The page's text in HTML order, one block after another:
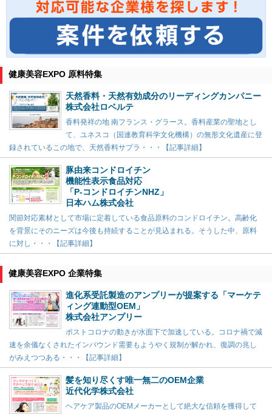
健康美容EXPO 原料特集
天然香料・天然有効成分のリーディングカンパニー
株式会社ロベルテ
香料発祥の地 南フランス・グラース。香料産業の聖地とし
て、ユネスコ（国連教育科学文化機構）の無形文化遺産に登
録されているこの地で、天然香料サプラ・・・【記事詳細】
豚由来コンドロイチン
機能性表示食品対応
「P-コンドロイチンNHZ」
日本ハム株式会社
関節対応素材として市場に定着している食品原料のコンドロイチン。高齢化
を背景にそのニーズは今後も持続することが見込まれる。そうした中、原料
に対し・・・【記事詳細】
健康美容EXPO 企業特集
進化系受託製造のアンプリーが提案する「マーケテ
ィング連動型OEM」
株式会社アンプリー
ポストコロナの動きが水面下で加速している。コロナ禍で減
速を余儀なくされたインバウンド需要もようやく規制が解かれ、復調の兆し
がみえつつある・・・【記事詳細】
髪を知り尽くす唯一無二のOEM企業
近代化学株式会社
ヘアケア製品のOEMメーカーとして絶大な信頼を獲得して